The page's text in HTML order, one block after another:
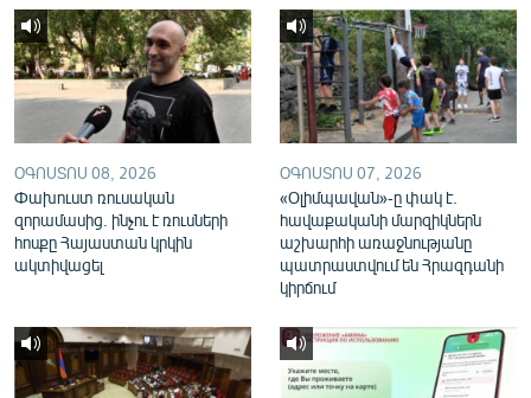
English
Русский
ՀԵՏԵՎԵՔ ՄԵԶ
«Ազատության» բոլոր կայքերը
ՕԳՈՍՏՈՍ 08, 2026
Փախուստ ռուսական
զորամասից. ինչու է ռուսների
հոսքը Հայաստան կրկին
ակտիվացել
ՕԳՈՍՏՈՍ 07, 2026
«Օլիմպավան»-ը փակ է.
հավաքականի մարզիկներն
աշխարհի առաջնությանը
պատրաստվում են Հրազդանի
կիրճում